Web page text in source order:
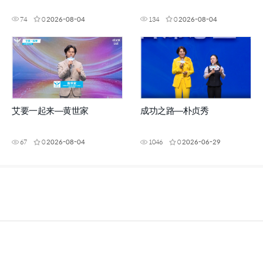
74 02026-08-04 134 02026-08-04
艾要一起来—黄世家
67 02026-08-04
成功之路—朴贞秀
1046 02026-06-29